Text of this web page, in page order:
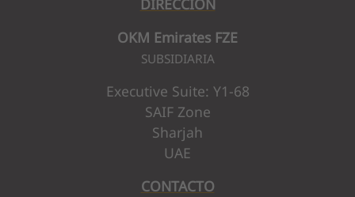
DIRECCIÓN
OKM Emirates FZE
SUBSIDIARIA
Executive Suite: Y1-68
SAIF Zone
Sharjah
UAE
CONTACTO